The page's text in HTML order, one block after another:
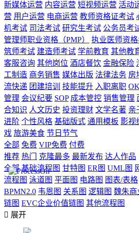
新媒体运营 内容运营 短视频运营 活动
营 用户运营 电商运营 教师资格证考试
机考试 司法考试 研究生考试 公务员考
管理师职业资格（PMP）
执业医师资
筑师考试 建造师考试 学前教育 其他教
客服咨询 其他岗位 酒店餐饮 金融保险
工制造 商务销售 媒体出版 法律法务 房
流快递 团建培训 技能提升 入职离职
管理 会议纪要 SOP 成本管控 销售管理
合知识 人文历史 投资理财 文学名著 亲
进阶 个性风格 基础版式 通用模板 影视
戏 旅游美食 节日节气
全部 免费 VIP免费 付费
推荐 热门 克隆最多 最新发布 达人作品
全部 基础流程图 甘特图 ER图 UML图
流程图 泳道图 平面图 电路图 图表/表格
BPMN2.0 韦恩图 关系图 逻辑图 魏朱商
链图 EVC企业价值链图 其他流程图
 展开